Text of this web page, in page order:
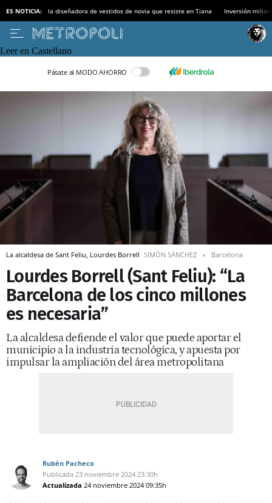
ES NOTICIA: la diseñadora de vestidos de novia que resiste en Tiana Inversión
Leer en Castellano
Pásate al MODO AHORRO
La alcaldesa de Sant Feliu, Lourdes Borrell SIMÓN SÁNCHEZ Barcelona
Lourdes Borrell (Sant Feliu): “La
Barcelona de los cinco millones
es necesaria”
La alcaldesa defiende el valor que puede aportar el
municipio a la industria tecnológica, y apuesta por
impulsar la ampliación del área metropolitana
Rubén Pacheco
Publicada 23 noviembre 2024 23:30h
Actualizada 24 noviembre 2024 09:35h